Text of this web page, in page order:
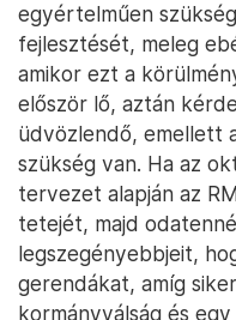
egyértelműen
fejlesztését, meleg
amikor ezt a
először lő, aztán
üdvözlendő, emellett
szükség van. Ha az
tervezet alapján az
tetejét, majd
legszegényebbjeit,
gerendákat, amíg
kormányválság és